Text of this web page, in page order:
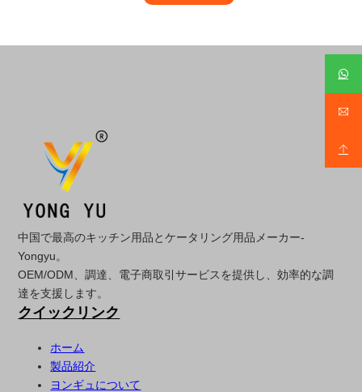
中国で最高のキッチン用品とケータリング用品メーカー-
Yongyu。
OEM/ODM、調達、電子商取引サービスを提供し、効率的な調
達を支援します。
クイックリンク
ホーム
製品紹介
ヨンギュについて